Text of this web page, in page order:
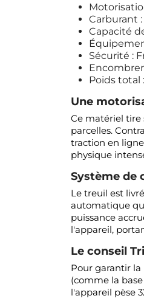
Carburant
Capacité
Sécurité :
Poids total
Une
Ce matériel tire
parcelles.
traction en
physique
Système de
Le treuil est
automatique
puissance
l'appareil,
Le conseil
Pour garantir
(comme la
l'appareil pèse